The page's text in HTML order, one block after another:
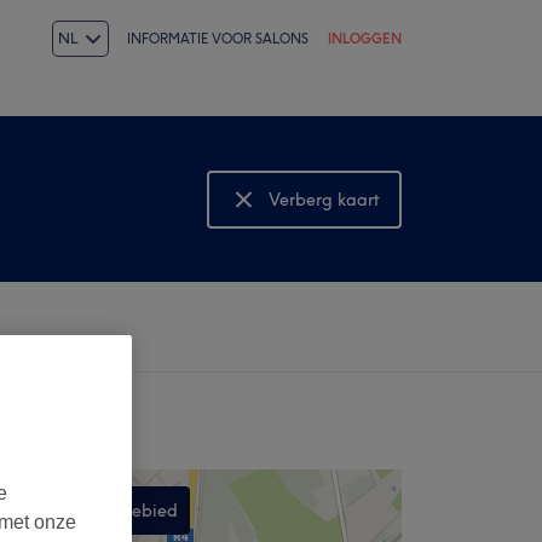
NL INFORMATIE VOOR SALONS INLOGGEN
Verberg kaart
Bekijk kaart
Zoek in dit gebied
onze